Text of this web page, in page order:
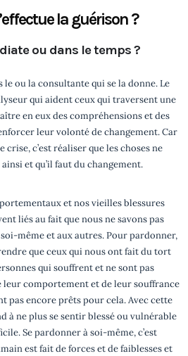
la guérison ?
ou dans le temps ?
le ou la consultante qui se la donne. Le
qui aident ceux qui traversent une
en eux des compréhensions et des
leur volonté de changement. Car
c’est réaliser que les choses ne
et qu’il faut du changement.
et nos vieilles blessures
liés au fait que nous ne savons pas
même et aux autres. Pour pardonner,
que ceux qui nous ont fait du tort
qui souffrent et ne sont pas
leur comportement et de leur souffrance
pas encore prêts pour cela. Avec cette
à ne plus se sentir blessé ou vulnérable
Se pardonner à soi-même, c’est
est fait de forces et de faiblesses et